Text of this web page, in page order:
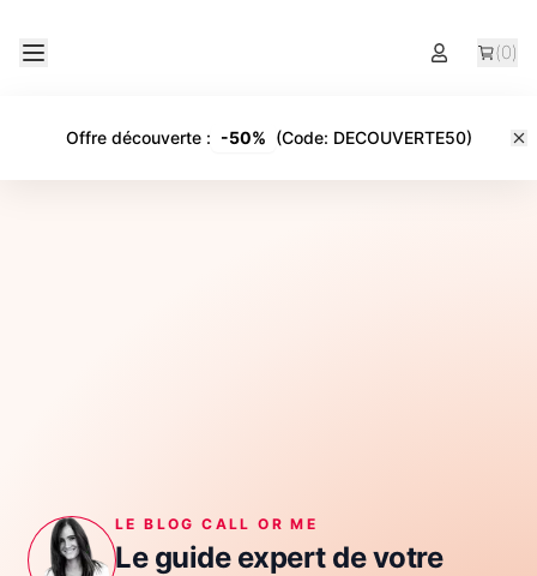
(0)
Offre découverte: -50% (Code: DECOUVERTE50)
LE BLOG CALL OR ME
Le guide expert de votre